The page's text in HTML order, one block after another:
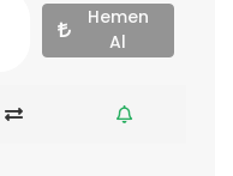
Hemen
Al